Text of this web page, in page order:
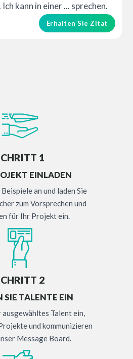
kann in einer ... sprechen.
Erhalten Sie Zitat
1
EINLADEN
an und laden Sie
zum Vorsprechen und
für Ihr Projekt ein.
2
SIE TALENTE EIN
ausgewähltes Talent ein,
und kommunizieren
Message Board.